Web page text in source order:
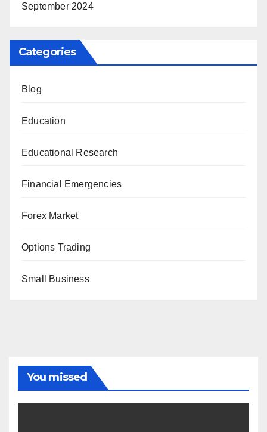
September 2024
Categories
Blog
Education
Educational Research
Financial Emergencies
Forex Market
Options Trading
Small Business
You missed